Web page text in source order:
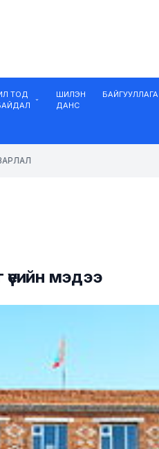
ТОД
ШИЛЭН
ДАНС
БАЙГУУЛЛАГА
мэдээ